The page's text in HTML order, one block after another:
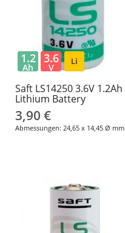
Saft LS14250 3.6V 1.2Ah
Lithium Battery
3,90 €
Abmessungen: 24,65 x 14,45 Ø mm
1.2
Ah
3.6
V
Li